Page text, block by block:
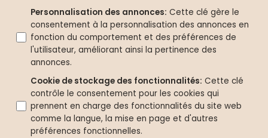
Personnalisation des annonces: Cette clé gère le
consentement à la personnalisation des annonces en
fonction du comportement et des préférences de
l'utilisateur, améliorant ainsi la pertinence des
annonces.
Cookie de stockage des fonctionnalités: Cette clé
contrôle le consentement pour les cookies qui
prennent en charge des fonctionnalités du site web
comme la langue, la mise en page et d'autres
préférences fonctionnelles.